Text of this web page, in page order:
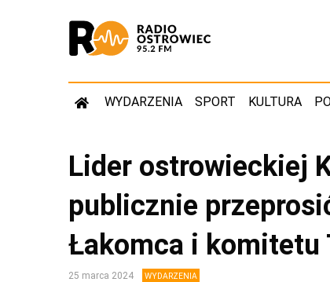
WYDARZENIA SPORT KULTURA
Lider ostrowieckiej
publicznie
Łakomca i komitetu
25 marca 2024 WYDARZENIA